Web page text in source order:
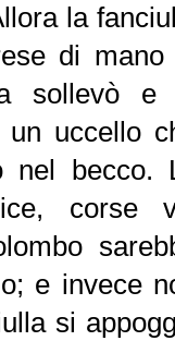
la
di mano
sollevò e
un uccello
nel becco.
corse
e invece
si